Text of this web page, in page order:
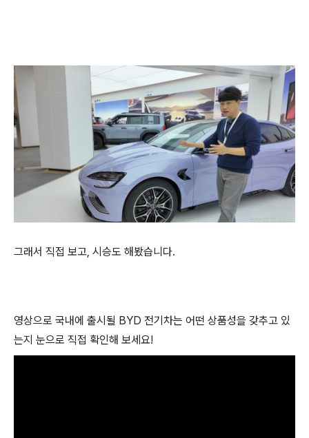
그래서 직접 보고, 시승도 해봤습니다.
영상으로 국내에 출시될 BYD 전기차는 어떤 상품성을 갖추고 있
는지 눈으로 직접 확인해 보세요!